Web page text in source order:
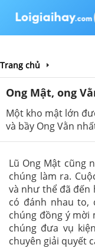
Trang chủ
Ong Mật, ong
Một kho mật lớn
và bầy Ong Vằn
Lũ Ong Mật cũng
chúng làm ra.
và như thể đã đến
có đánh nhau to,
chúng đồng ý mời
chúng đưa vụ
chuyên giải quyết